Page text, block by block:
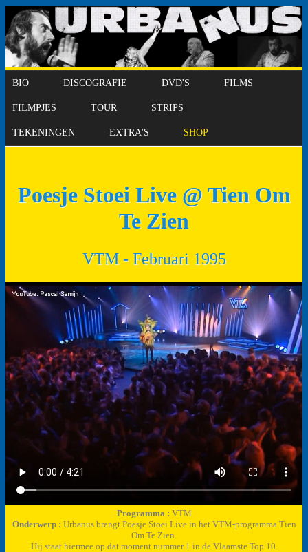
BIO DISCOGRAFIE DVD'S FILMS
FILMPJES TOUR STRIPS
TEKENINGEN EXTRA'S SHOP
Poesje Stoei Live @ Tien Om
Te Zien
VTM - Februari 1995
Programma : VTM
Onderwerp : Urbanus brengt Poesje Stoei Live in het VTM-programma Tien
Om Te Zien.
Hij staat hiermee op dat moment nummer 1 in de Vlaamste Top 10.